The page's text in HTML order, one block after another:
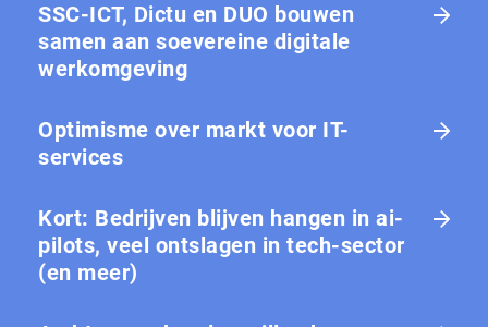
SSC-ICT, Dictu en DUO bouwen
samen aan soevereine digitale
werkomgeving
Optimisme over markt voor IT-
services
Kort: Bedrijven blijven hangen in ai-
pilots, veel ontslagen in tech-sector
(en meer)